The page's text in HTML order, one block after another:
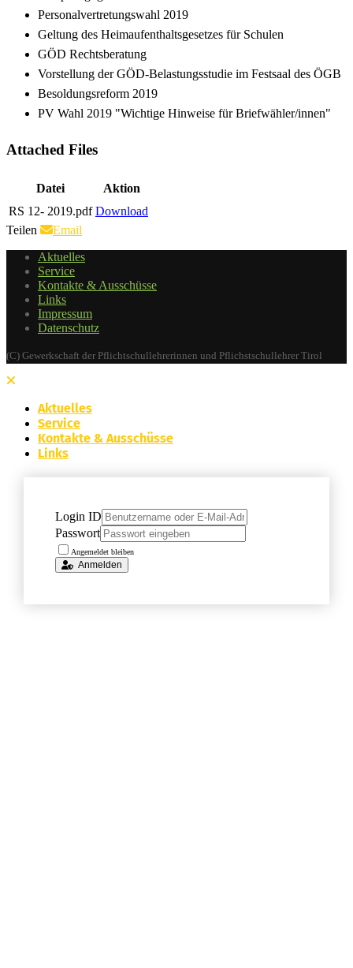
Personalvertretungswahl 2019
Geltung des Heimaufenthaltsgesetzes für Schulen
GÖD Rechtsberatung
Vorstellung der GÖD-Belastungsstudie im Festsaal des ÖGB
Besoldungsreform 2019
PV Wahl 2019 "Wichtige Hinweise für Briefwähler/innen"
Attached Files
Datei
Aktion
RS 12- 2019.pdf Download
Teilen
Email
Aktuelles
Service
Kontakte & Ausschüsse
Links
Impressum
Datenschutz
(C) Gewerkschaft der Pflichtschullehrerinnen und Pflichstschullehrer Tirol
Aktuelles
Service
Kontakte & Ausschüsse
Links
Login ID
Passwort
Angemeldet bleiben
Anmelden